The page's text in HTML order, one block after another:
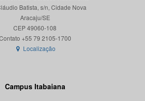
Batista, s/n, Cidade Nova
Aracaju/SE
CEP 49060-108
Localização
Campus Itabaiana